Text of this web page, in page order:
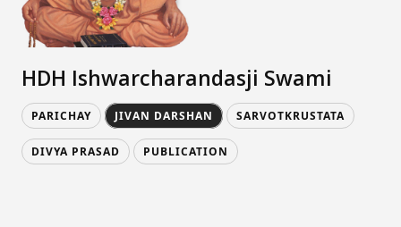
HDH Ishwarcharandasji Swami
PARICHAY JIVAN DARSHAN SARVOTKRUSTATA
DIVYA PRASAD PUBLICATION